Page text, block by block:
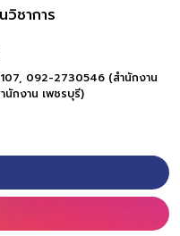
วิชาการ
092-2730546 (สำนักงาน
กงาน เพชรบุรี)